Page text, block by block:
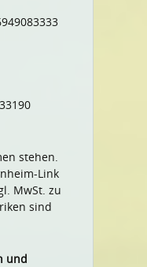
stehen.
Link
MwSt. zu
sind
und